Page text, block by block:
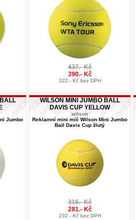
437.- Kč
390.- Kč
322.- Kč bez DPH
Jumbo
WILSON MINI JUMBO BALL
DAVIS CUP YELLOW
wilson
Reklamní mini míč Wilson Mini Jumbo
Ball Davis Cup žlutý
316.- Kč
281.- Kč
232.- Kč bez DPH